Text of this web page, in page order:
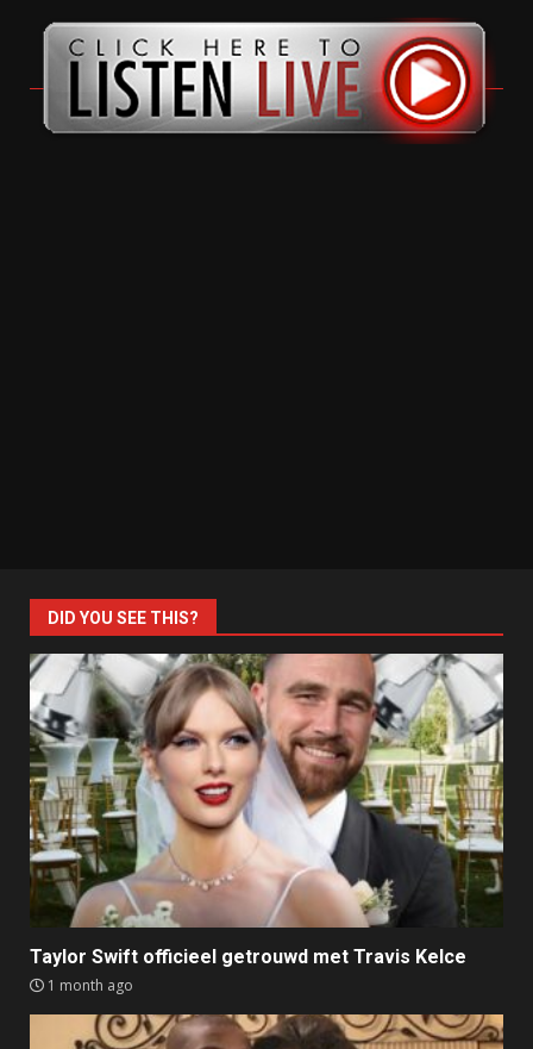
DID YOU SEE THIS?
Taylor Swift officieel getrouwd met Travis Kelce
1 month ago